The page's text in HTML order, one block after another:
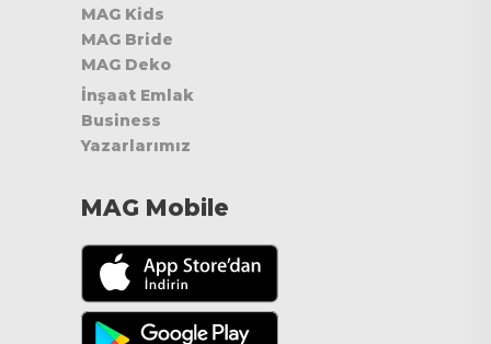
MAG Kids
MAG Bride
MAG Deko
İnşaat Emlak
Business
Yazarlarımız
MAG Mobile